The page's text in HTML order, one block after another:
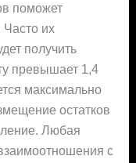
поможет
Часто их
получить
превышает 1,4
максимально
остатков
Любая
с